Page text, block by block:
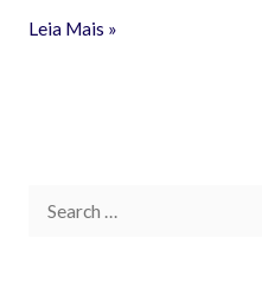
Leia Mais »